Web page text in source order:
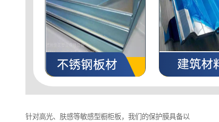
针对高光、肤感等敏感型橱柜板，我们的保护膜具备以